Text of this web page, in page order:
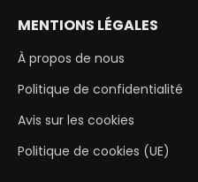
MENTIONS LÉGALES
À propos de nous
Politique de confidentialité
Avis sur les cookies
Politique de cookies (UE)